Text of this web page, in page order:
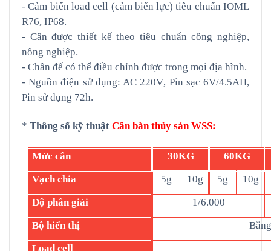
- Cảm biến load cell (cảm biến lực) tiêu chuẩn IOML
R76, IP68.
- Cân được thiết kế theo tiêu chuẩn công nghiệp,
nông nghiệp.
- Chân đế có thể điều chỉnh được trong mọi địa hình.
- Nguồn điện sử dụng: AC 220V, Pin sạc 6V/4.5AH,
Pin sử dụng 72h.
* Thông số kỹ thuật Cân bànthủy sản WSS:
Mức cân 30KG
60KG
Vạch chia
5g 10g 5g
10g
Độ phân giải
1/6.000
Bộ hiển thị
Load cell